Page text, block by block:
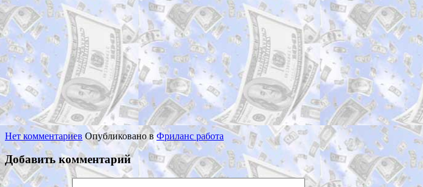
Нет комментариев Опубликовано вФриланс работа
Добавить комментарий